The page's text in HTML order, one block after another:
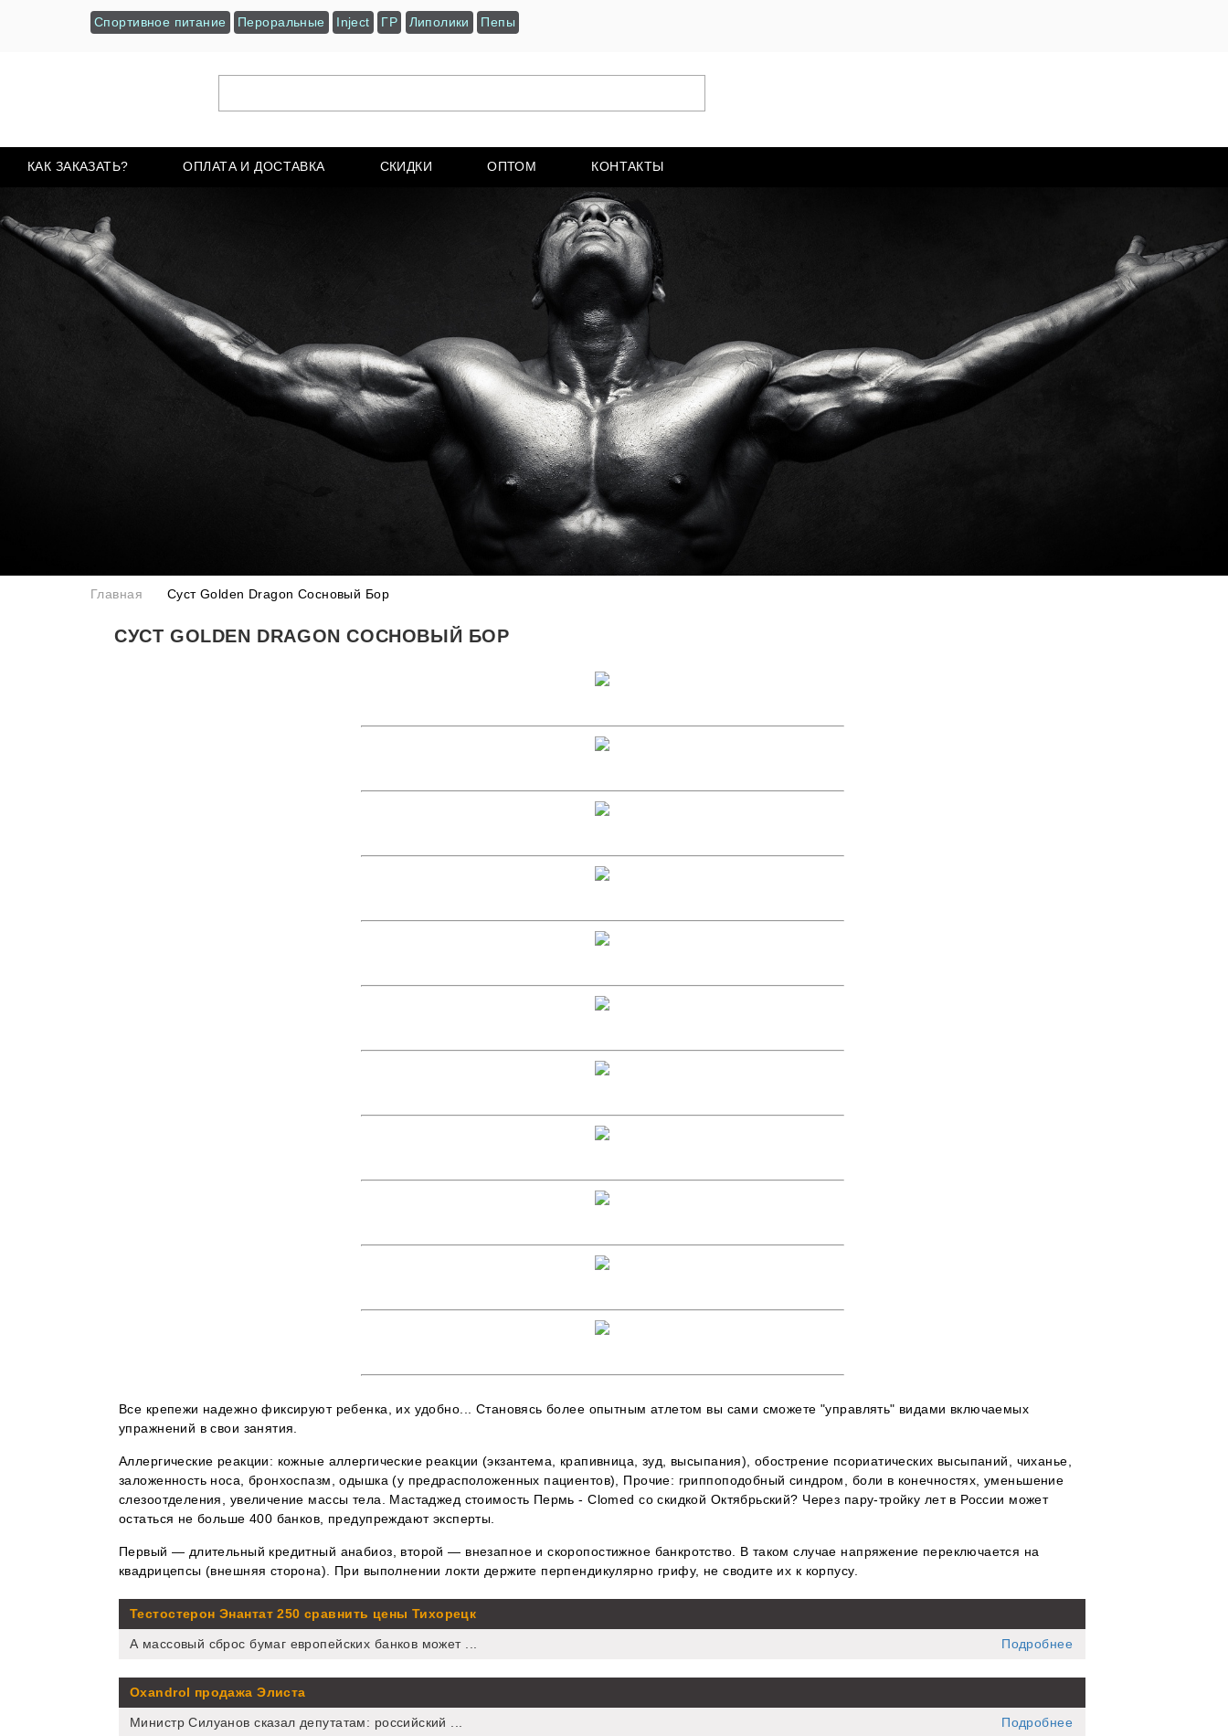
Спортивное питание Пероральные Inject ГР Липолики Пепы
КАК ЗАКАЗАТЬ? ОПЛАТА И ДОСТАВКА СКИДКИ ОПТОМ КОНТАКТЫ
Главная Суст Golden Dragon Сосновый Бор
СУСТ GOLDEN DRAGON СОСНОВЫЙ БОР
Все крепежи надежно фиксируют ребенка, их удобно... Становясь более опытным атлетом вы сами сможете "управлять" видами включаемых
упражнений в свои занятия.
Аллергические реакции: кожные аллергические реакции (экзантема, крапивница, зуд, высыпания), обострение псориатических высыпаний, чиханье,
заложенность носа, бронхоспазм, одышка (у предрасположенных пациентов), Прочие: гриппоподобный синдром, боли в конечностях, уменьшение
слезоотделения, увеличение массы тела. Мастаджед стоимость Пермь - Clomed со скидкой Октябрьский? Через пару-тройку лет в России может
остаться не больше 400 банков, предупреждают эксперты.
Первый — длительный кредитный анабиоз, второй — внезапное и скоропостижное банкротство. В таком случае напряжение переключается на
квадрицепсы (внешняя сторона). При выполнении локти держите перпендикулярно грифу, не сводите их к корпусу.
Тестостерон Энантат 250 сравнить цены Тихорецк
А массовый сброс бумаг европейских банков может ... Подробнее
Oxandrol продажа Элиста
Министр Силуанов сказал депутатам: российский ... Подробнее